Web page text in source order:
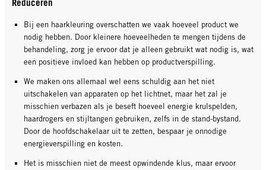
Reduceren
Bij een haarkleuring overschatten we vaak hoeveel product we
nodig hebben. Door kleinere hoeveelheden te mengen tijdens de
behandeling, zorg je ervoor dat je alleen gebruikt wat nodig is, wat
een positieve invloed kan hebben op productverspilling.
We maken ons allemaal wel eens schuldig aan het niet
uitschakelen van apparaten op het lichtnet, maar het zal je
misschien verbazen als je beseft hoeveel energie krulspelden,
haardrogers en stijltangen gebruiken, zelfs in de stand-bystand.
Door de hoofdschakelaar uit te zetten, bespaar je onnodige
energieverspilling en kosten.
Het is misschien niet de meest opwindende klus, maar ervoor